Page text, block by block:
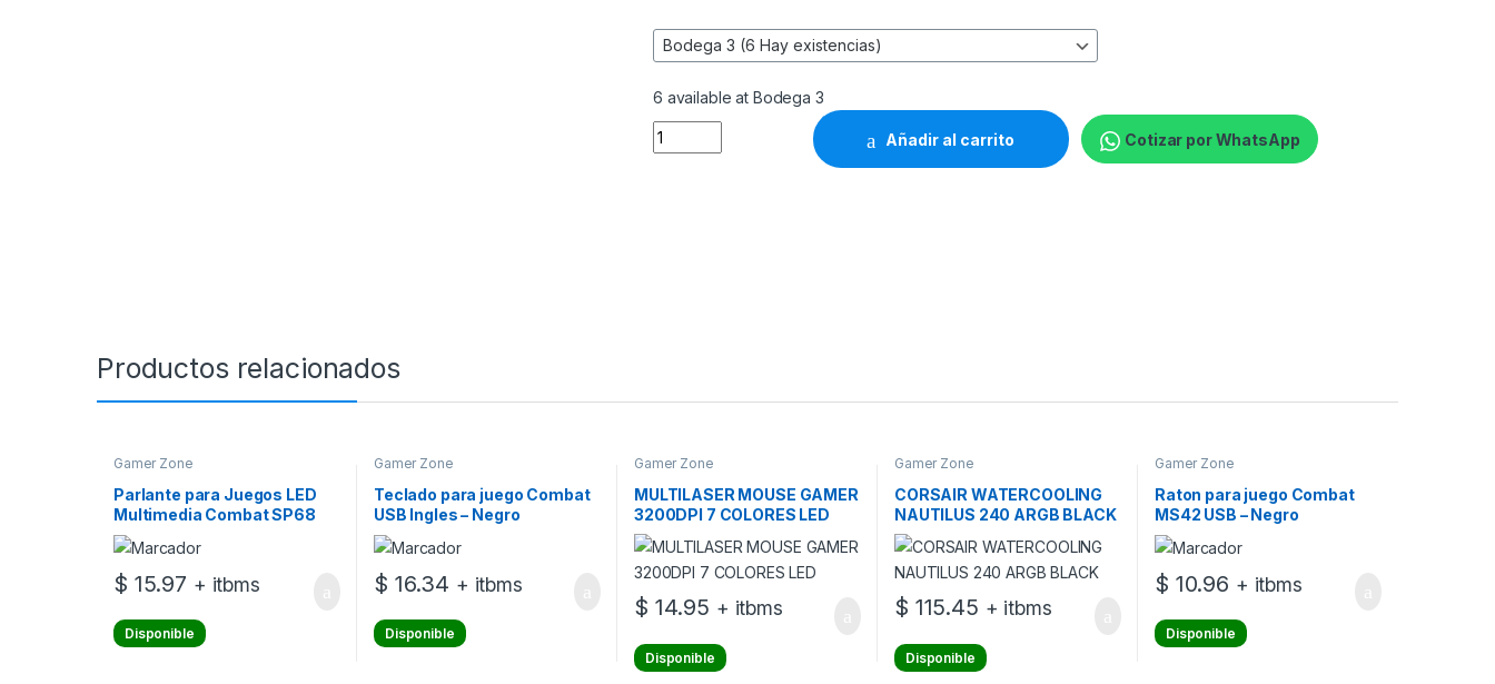
6 available at Bodega 3
PC NSX GM R5 5500 16G SSD512 RTX5050 W PGR5VNS4W-32 quantity
Añadir al carrito Cotizar por WhatsApp
Productos relacionados
Gamer Zone
Parlante para Juegos LED
Multimedia Combat SP68
Estéreo 2.0
$ 15.97 + itbms
Disponible
Gamer Zone
Teclado para juego Combat
USB Ingles – Negro
$ 16.34 + itbms
Disponible
Gamer Zone
MULTILASER MOUSE GAMER
3200DPI 7 COLORES LED
$ 14.95 + itbms
Disponible
Gamer Zone
CORSAIR WATERCOOLING
NAUTILUS 240 ARGB BLACK
$ 115.45 + itbms
Disponible
Gamer Zone
Raton para juego Combat
MS42 USB – Negro
$ 10.96 + itbms
Disponible